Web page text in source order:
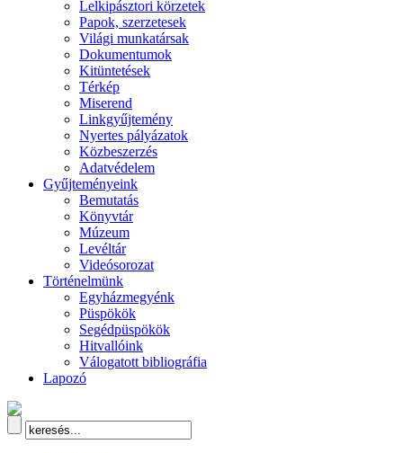
Lelkipásztori körzetek
Papok, szerzetesek
Világi munkatársak
Dokumentumok
Kitüntetések
Térkép
Miserend
Linkgyűjtemény
Nyertes pályázatok
Közbeszerzés
Adatvédelem
Gyűjteményeink
Bemutatás
Könyvtár
Múzeum
Levéltár
Videósorozat
Történelmünk
Egyházmegyénk
Püspökök
Segédpüspökök
Hitvallóink
Válogatott bibliográfia
Lapozó